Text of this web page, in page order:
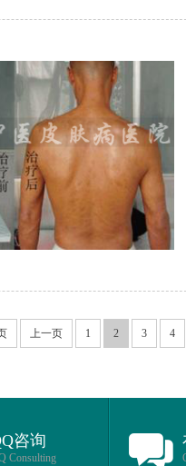
上一页 1 2 3 4
咨询
Consulting